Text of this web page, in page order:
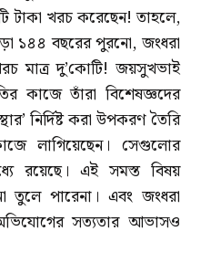
টাকা খরচ করেছেন! তাহলে,
১৪৪ বছরের পুরনো, জংধরা
মাত্র দু’কোটি! জয়সুখভাই
কাজে তাঁরা বিশেষজ্ঞদের
নির্দিষ্ট করা উপকরণ তৈরি
লাগিয়েছেন। সেগুলোর
রয়েছে। এই সমস্ত বিষয়
তুলে পারেনা। এবং জংধরা
সত্যতার আভাসও